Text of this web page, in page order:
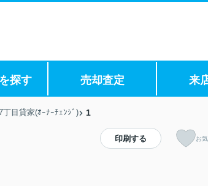
探す 売却査定 来
目貸家(ｵｰﾅｰﾁｪﾝｼﾞ) 1
印刷する お